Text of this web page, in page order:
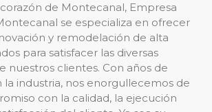
de Montecanal, Empresa
se especializa en ofrecer
y remodelación de alta
para satisfacer las diversas
nuestros clientes. Con años de
la industria, nos enorgullecemos de
con la calidad, la ejecución